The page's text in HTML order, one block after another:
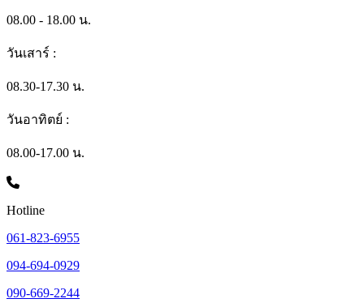
08.00 - 18.00 น.
วันเสาร์ :
08.30-17.30 น.
วันอาทิตย์ :
08.00-17.00 น.
Hotline
061-823-6955
094-694-0929
090-669-2244